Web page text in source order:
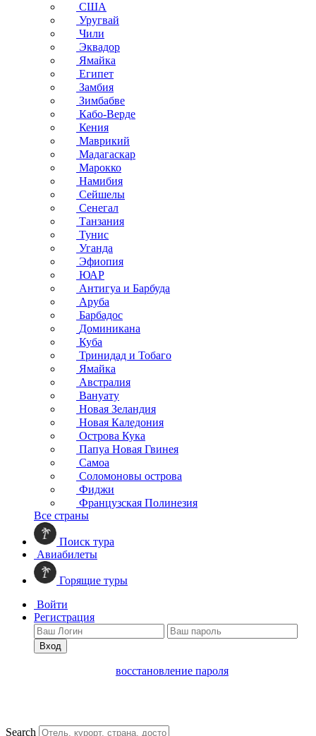
США
Уругвай
Чили
Эквадор
Ямайка
Египет
Замбия
Зимбабве
Кабо-Верде
Кения
Маврикий
Мадагаскар
Марокко
Намибия
Сейшелы
Сенегал
Танзания
Тунис
Уганда
Эфиопия
ЮАР
Антигуа и Барбуда
Аруба
Барбадос
Доминикана
Куба
Тринидад и Тобаго
Ямайка
Австралия
Вануату
Новая Зеландия
Новая Каледония
Острова Кука
Папуа Новая Гвинея
Самоа
Соломоновы острова
Фиджи
Французская Полинезия
Все страны
Поиск тура
Авиабилеты
Горящие туры
Войти
Регистрация
Вход
восстановление пароля
Search